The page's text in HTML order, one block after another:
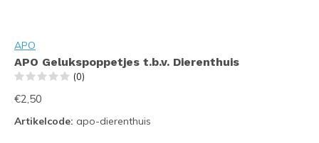
APO
APO Gelukspoppetjes t.b.v. Dierenthuis
(0)
€2,50
Artikelcode: apo-dierenthuis